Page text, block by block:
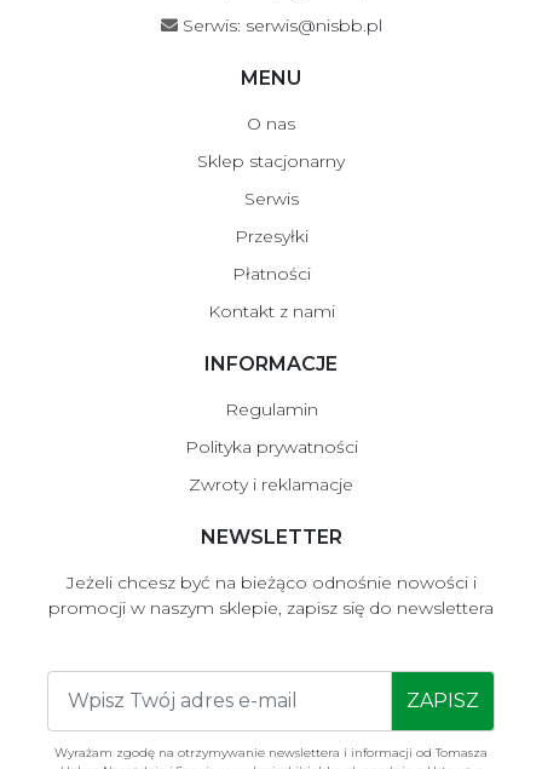
Serwis: serwis@nisbb.pl
MENU
O nas
Sklep stacjonarny
Serwis
Przesyłki
Płatności
Kontakt z nami
INFORMACJE
Regulamin
Polityka prywatności
Zwroty i reklamacje
NEWSLETTER
Jeżeli chcesz być na bieżąco odnośnie nowości i
promocji w naszym sklepie, zapisz się do newslettera
ZAPISZ
Wyrażam zgodę na otrzymywanie newslettera i informacji od Tomasza